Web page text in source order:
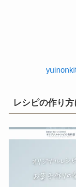
レシピの作り